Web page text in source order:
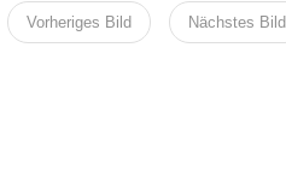
Vorheriges Bild Nächstes Bild